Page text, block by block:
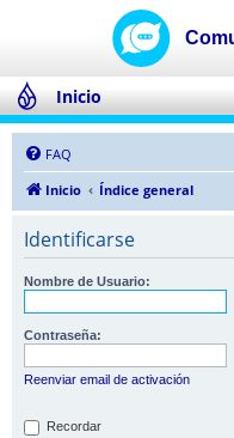
Inicio
FAQ
Inicio
Índice general
Identificarse
Nombre de Usuario:
Contraseña:
Reenviar email de activación
Recordar